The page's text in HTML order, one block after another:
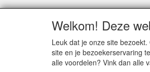
Geachte klant,
Zoals elk jaar zorgt de
Sommige fabrikanten
Bestellingen die vanaf +/-
verstuurd worden. Indien
Welkom! Deze
Leuk dat je onze site
site en je bezoekerservaring
alle voordelen? Vink dan alle